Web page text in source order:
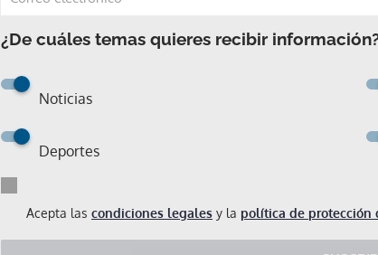
¿De cuáles temas quieres recibir
Noticias
Deportes
Acepta las condiciones legales y la política de protección